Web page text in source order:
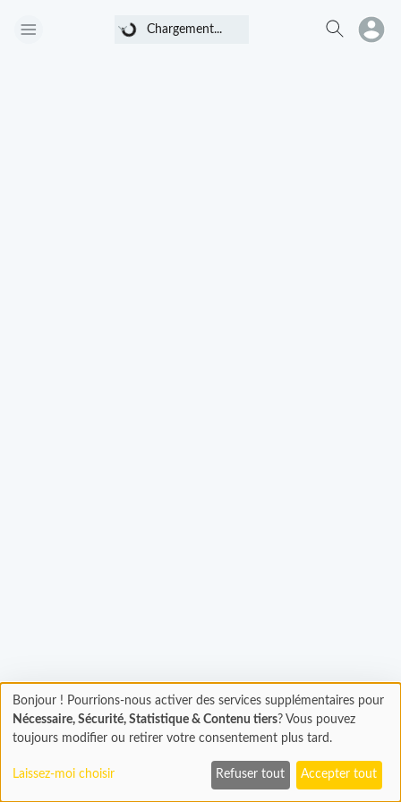
Chargement...
Chargement... Chargement
En cours...
Bonjour ! Pourrions-nous activer des services supplémentaires pour
Nécessaire, Sécurité, Statistique & Contenu tiers? Vous pouvez
toujours modifier ou retirer votre consentement plus tard.
Laissez-moi choisir Refuser tout Accepter tout